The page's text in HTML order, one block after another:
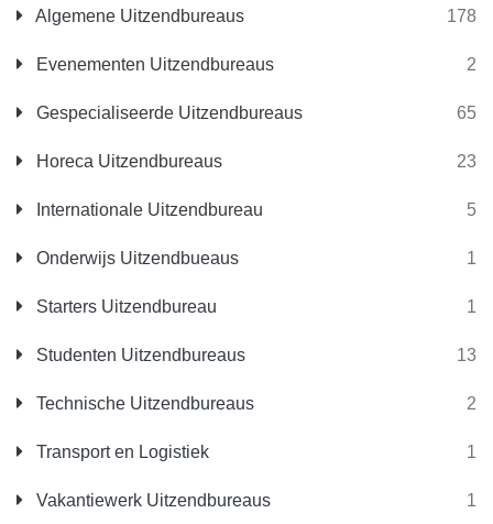
Algemene Uitzendbureaus 178
Evenementen Uitzendbureaus 2
Gespecialiseerde Uitzendbureaus 65
Horeca Uitzendbureaus 23
Internationale Uitzendbureau 5
Onderwijs Uitzendbueaus 1
Starters Uitzendbureau 1
Studenten Uitzendbureaus 13
Technische Uitzendbureaus 2
Transport en Logistiek 1
Vakantiewerk Uitzendbureaus 1